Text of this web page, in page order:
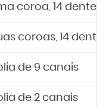
coroa, 14 dentes,
coroas, 14
de 9 canais
de 2 canais